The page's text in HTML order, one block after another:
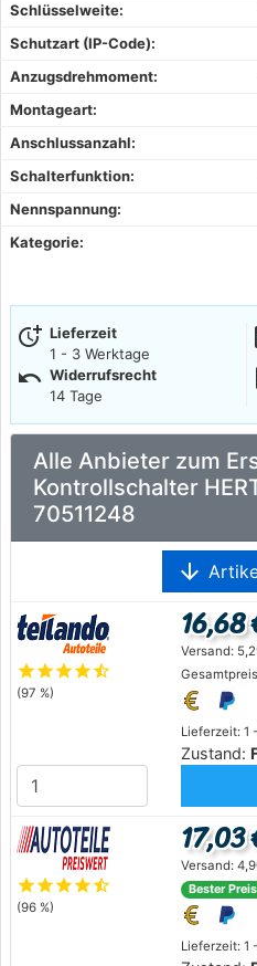
Schlüsselweite:
Schutzart (IP-Code):
Anzugsdrehmoment:
Montageart:
Anschlussanzahl:
Schalterfunktion:
Nennspannung:
Kategorie:
more_time Lieferzeit
1 - 3 Werktage
undo Widerrufsrecht
14 Tage
Alle Anbieter zum
Kontrollschalter
70511248
arrow_downward
starstarstarstarstar_half
(97 %)
Lieferzeit: 1
Zustand:
16,68
Versand:
starstarstarstarstar_half
(96 %)
Lieferzeit: 1
17,03
Versand:
Bester